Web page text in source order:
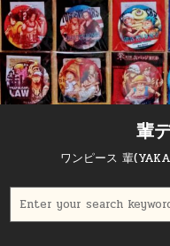
Skip to content
輩
ワンピース 輩